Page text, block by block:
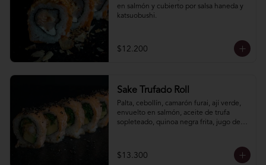
en salmón y cubierto por salsa haneda y
katsuobushi.
$12.200
Sake Trufado Roll
Palta, cebollín, camarón furai, ají verde,
envuelto en salmón, aceite de trufa
sopleteado, quinoa negra frita, jugo de
$13.300